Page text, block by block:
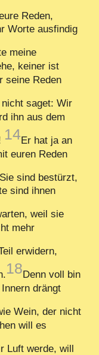
Reden,
Worte ausfindig
meine
keiner ist
seine Reden
saget: Wir
ihn aus dem
14Er hat ja an
euren Reden
Sie sind bestürzt,
sind ihnen
weil sie
mehr
erwidern,
18Denn voll bin
drängt
Wein, der nicht
will es
Luft werde, will